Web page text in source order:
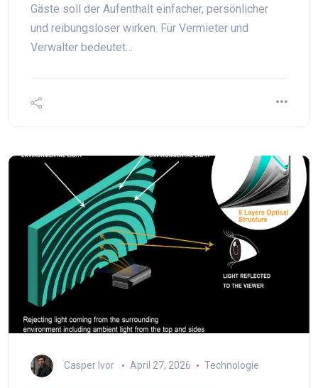
Gäste soll der Aufenthalt einfacher, persönlicher
und reibungsloser wirken. Für Vermieter und
Verwalter bedeutet…
Casper Ivor April 27, 2026 Technologie